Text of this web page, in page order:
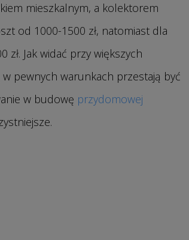
mieszkalnym, a kolektorem
od 1000-1500 zł, natomiast dla
zł. Jak widać przy większych
w pewnych warunkach przestają być
w budowę przydomowej